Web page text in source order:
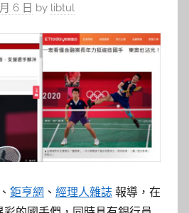
6 日 by libtul
、 鉅亨網 、 經理人雜誌 報導，在